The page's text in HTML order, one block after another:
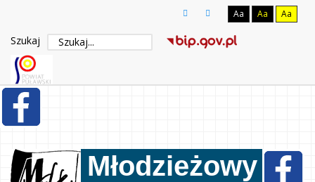
Aa Aa Aa
Szukaj
Młodzieżowy